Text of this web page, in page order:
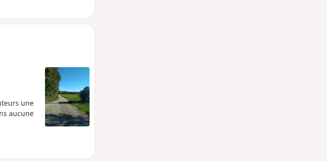
une
aucune